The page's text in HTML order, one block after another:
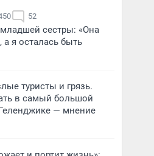
52
сестры: «Она
а я осталась быть
туристы и грязь.
в самый большой
— мнение